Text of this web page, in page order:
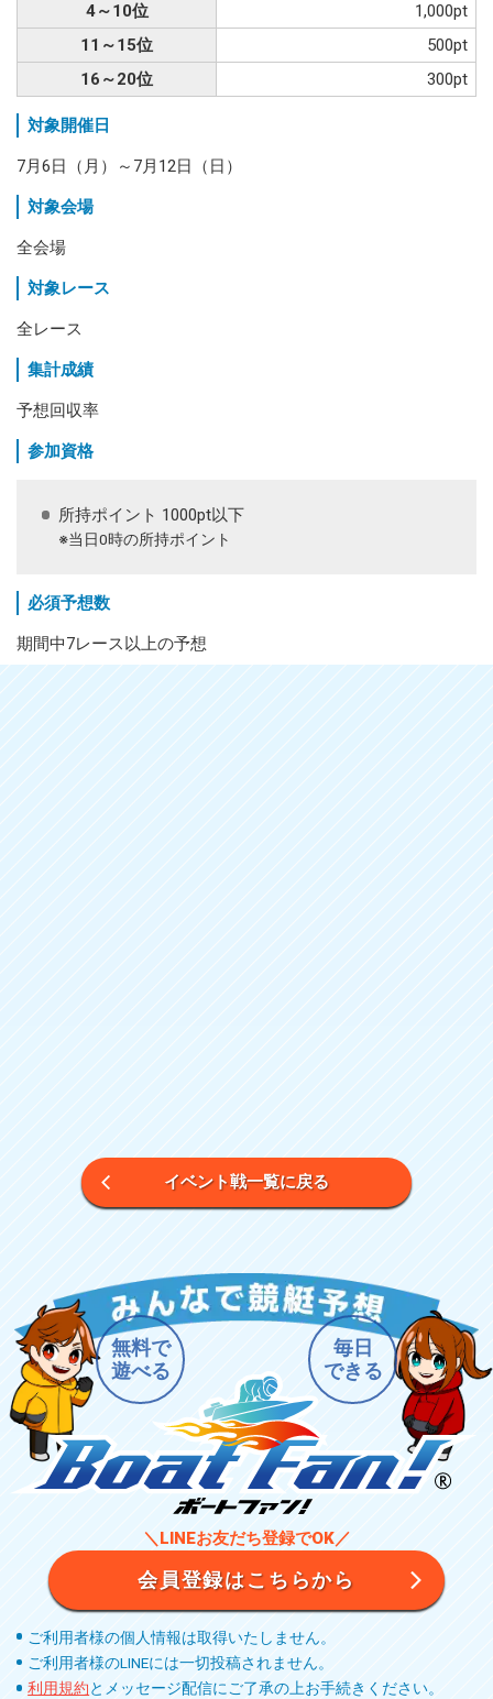
4～10位
1,000pt
11～15位
500pt
16～20位
300pt
対象開催日
7月6日（月）～7月12日（日）
対象会場
全会場
対象レース
全レース
集計成績
予想回収率
参加資格
所持ポイント 1000pt以下
※当日0時の所持ポイント
必須予想数
期間中7レース以上の予想
イベント戦一覧に戻る
無料で
遊べる
毎日
できる
＼LINEお友だち登録でOK／
会員登録はこちらから
ご利用者様の個人情報は取得いたしません。
ご利用者様のLINEには一切投稿されません。
利用規約とメッセージ配信にご了承の上お手続きください。